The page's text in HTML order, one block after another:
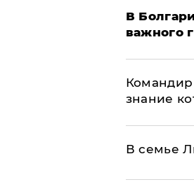
В
важного
Командир
знание
В семье